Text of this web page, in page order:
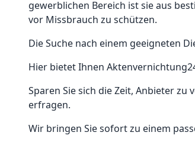
gewerblichen Bereich ist sie aus
vor Missbrauch zu schützen.
Die Suche nach einem geeigneten
Hier bietet Ihnen
Sparen Sie sich die Zeit, Anbieter
erfragen.
Wir bringen Sie sofort zu einem